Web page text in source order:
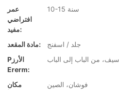
عمر
افتراضي
مفيد:
10-15 سنة
مادة المقعد:
جلد / اسفنج
Pالأرز
Ererm:
من الباب إلى الباب
مكان
فوشان، الصين